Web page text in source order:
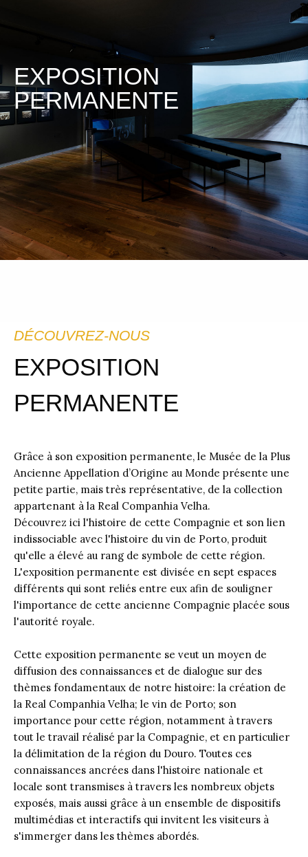
EXPOSITION
PERMANENTE
DÉCOUVREZ-NOUS
EXPOSITION
PERMANENTE
Grâce à son exposition permanente, le Musée de la Plus
Ancienne Appellation d’Origine au Monde présente une
petite partie, mais très représentative, de la collection
appartenant à la Real Companhia Velha.
Découvrez ici l'histoire de cette Compagnie et son lien
indissociable avec l'histoire du vin de Porto, produit
qu'elle a élevé au rang de symbole de cette région.
L'exposition permanente est divisée en sept espaces
différents qui sont reliés entre eux afin de souligner
l'importance de cette ancienne Compagnie placée sous
l'autorité royale.
Cette exposition permanente se veut un moyen de
diffusion des connaissances et de dialogue sur des
thèmes fondamentaux de notre histoire: la création de
la Real Companhia Velha; le vin de Porto; son
importance pour cette région, notamment à travers
tout le travail réalisé par la Compagnie, et en particulier
la délimitation de la région du Douro. Toutes ces
connaissances ancrées dans l'histoire nationale et
locale sont transmises à travers les nombreux objets
exposés, mais aussi grâce à un ensemble de dispositifs
multimédias et interactifs qui invitent les visiteurs à
s'immerger dans les thèmes abordés.